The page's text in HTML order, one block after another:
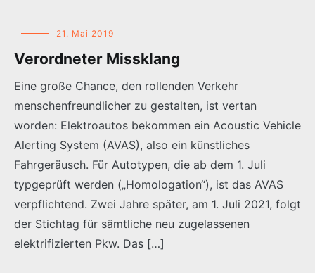
21. Mai 2019
Verordneter Missklang
Eine große Chance, den rollenden Verkehr
menschenfreundlicher zu gestalten, ist vertan
worden: Elektroautos bekommen ein Acoustic Vehicle
Alerting System (AVAS), also ein künstliches
Fahrgeräusch. Für Autotypen, die ab dem 1. Juli
typgeprüft werden („Homologation“), ist das AVAS
verpflichtend. Zwei Jahre später, am 1. Juli 2021, folgt
der Stichtag für sämtliche neu zugelassenen
elektrifizierten Pkw. Das […]